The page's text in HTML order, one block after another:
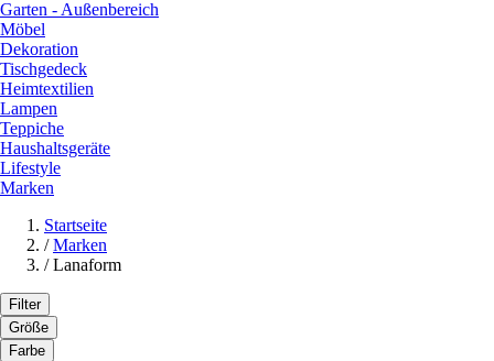
Garten - Außenbereich
Möbel
Dekoration
Tischgedeck
Heimtextilien
Lampen
Teppiche
Haushaltsgeräte
Lifestyle
Marken
Startseite
/ Marken
/ Lanaform
Filter
Größe
Farbe